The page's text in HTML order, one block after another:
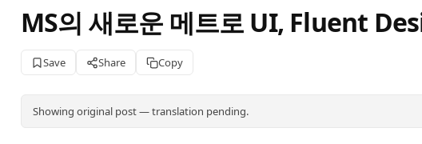
MS의 새로운 메트로 UI, Fluent
Save Share Copy
Showing original post — translation pending.